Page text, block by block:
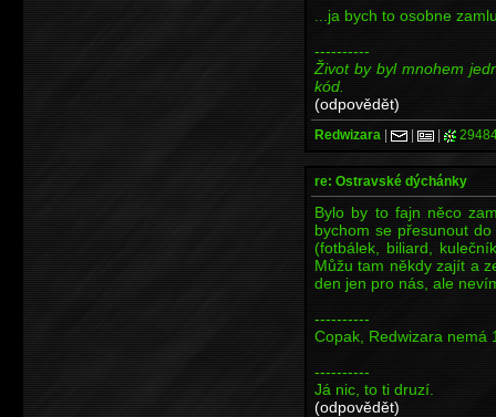
...ja bych to osobne
----------
Život by byl mnohem
kód.
(odpovědět)
Redwizara | | |
re: Ostravské dýchánky
Bylo by to fajn něco
bychom se přesunout
(fotbálek, biliard,
Můžu tam někdy zajít a
den jen pro nás, ale
----------
Copak, Redwizara nemá
----------
Já nic, to ti druzí.
(odpovědět)